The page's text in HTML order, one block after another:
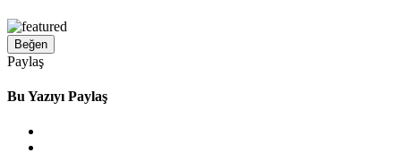
Beğen
Paylaş
Bu Yazıyı Paylaş